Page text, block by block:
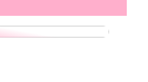
on täydessä